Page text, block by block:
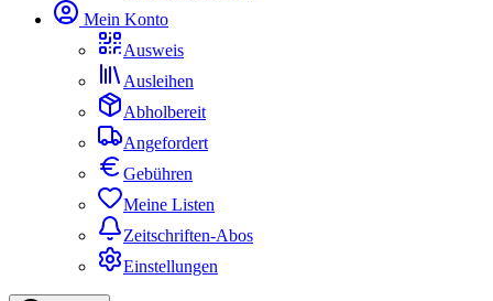
Mein Konto
Ausweis
Ausleihen
Abholbereit
Angefordert
Gebühren
Meine Listen
Zeitschriften-Abos
Einstellungen